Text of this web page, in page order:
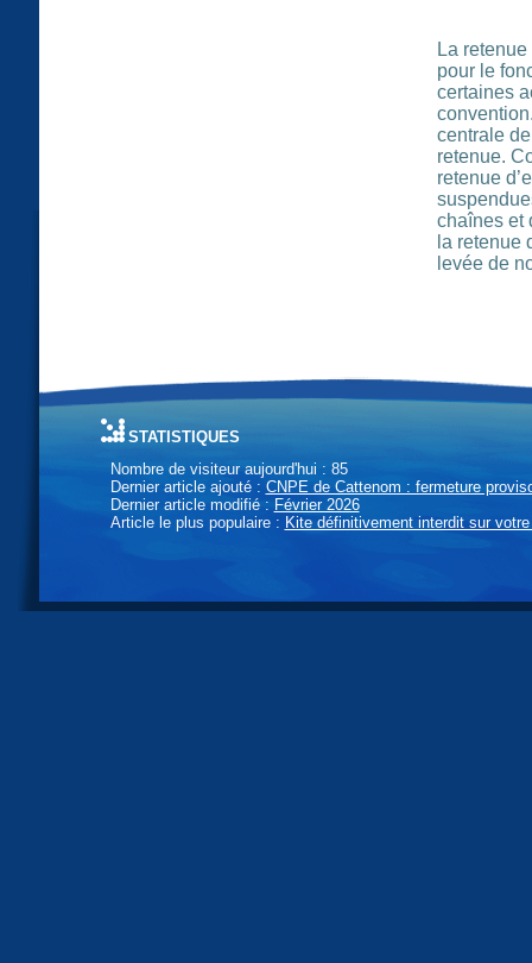
La
pour le
certaines
centrale
retenue.
retenue
chaînes et
la retenue
levée de
statistiques
Nombre de visiteur aujourd'hui : 85
Dernier article ajouté : CNPE de Cattenom : fermeture
Dernier article modifié : Février 2026
Article le plus populaire : Kite définitivement interdit sur